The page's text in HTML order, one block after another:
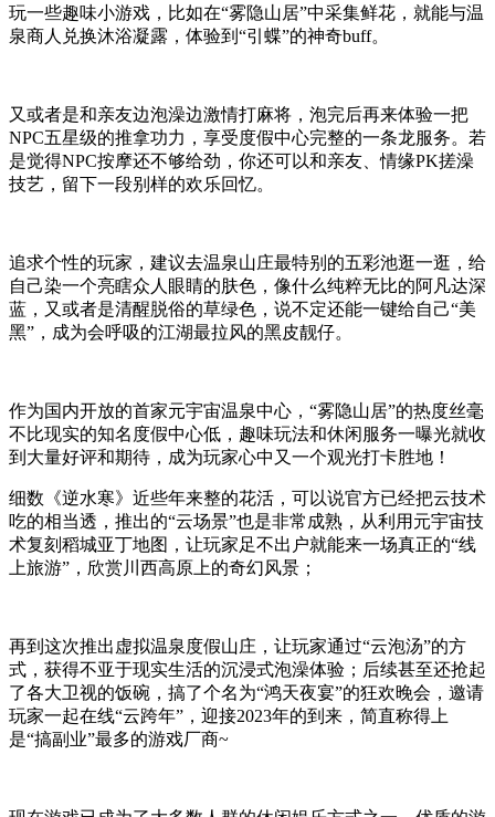
玩一些趣味小游戏，比如在“雾隐山居”中采集鲜花，就能与温
泉商人兑换沐浴凝露，体验到“引蝶”的神奇buff。
又或者是和亲友边泡澡边激情打麻将，泡完后再来体验一把
NPC五星级的推拿功力，享受度假中心完整的一条龙服务。若
是觉得NPC按摩还不够给劲，你还可以和亲友、情缘PK搓澡
技艺，留下一段别样的欢乐回忆。
追求个性的玩家，建议去温泉山庄最特别的五彩池逛一逛，给
自己染一个亮瞎众人眼睛的肤色，像什么纯粹无比的阿凡达深
蓝，又或者是清醒脱俗的草绿色，说不定还能一键给自己“美
黑”，成为会呼吸的江湖最拉风的黑皮靓仔。
作为国内开放的首家元宇宙温泉中心，“雾隐山居”的热度丝毫
不比现实的知名度假中心低，趣味玩法和休闲服务一曝光就收
到大量好评和期待 ，成为玩家心中又一个观光打卡胜地！
细数《逆水寒》近些年来整的花活，可以说官方已经把云技术
吃的相当透，推出的“云场景”也是非常成熟，从利用元宇宙技
术复刻稻城亚丁地图，让玩家足不出户就能来一场真正的“线
上旅游”，欣赏川西高原上的奇幻风景；
再到这次推出虚拟温泉度假山庄，让玩家通过“云泡汤”的方
式， 获得不亚于现实生活的沉浸式泡澡体验；后续甚至还抢起
了各大卫视的饭碗，搞了个名为“鸿天夜宴”的狂欢晚会，邀请
玩家一起在线“云跨年”，迎接2023年的到来，简直称得上
是“搞副业”最多的游戏厂商~